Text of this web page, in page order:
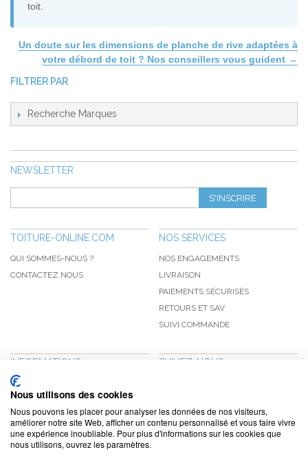
toit.
Un doute sur les dimensions de planche de rive adaptées à
votre débord de toit ? Nos conseillers vous guident →
FILTRER PAR
Recherche Marques
NEWSLETTER
S'INSCRIRE
TOITURE-ONLINE.COM
QUI SOMMES-NOUS ?
CONTACTEZ NOUS
NOS SERVICES
NOS ENGAGEMENTS
LIVRAISON
PAIEMENTS SÉCURISÉS
RETOURS ET SAV
SUIVI COMMANDE
INFORMATIONS
NOUVEAUTÉS
PROMOTIONS
CGV
CONFIDENTIALITÉ
MENTIONS LÉGALES
SUIVEZ-NOUS
NOTRE BLOG
Nous utilisons des cookies
Nous pouvons les placer pour analyser les données de nos visiteurs,
améliorer notre site Web, afficher un contenu personnalisé et vous faire vivre
une expérience inoubliable. Pour plus d'informations sur les cookies que
nous utilisons, ouvrez les paramètres.